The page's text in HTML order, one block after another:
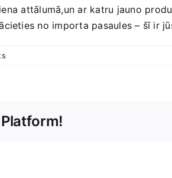
attālumā,un ar‌ katru ⁤jauno
no importa pasaules‌ –‌ šī ir